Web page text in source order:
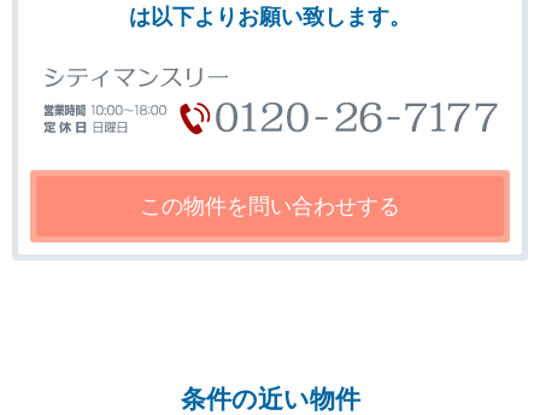
は以下よりお願い致します。
条件の近い物件